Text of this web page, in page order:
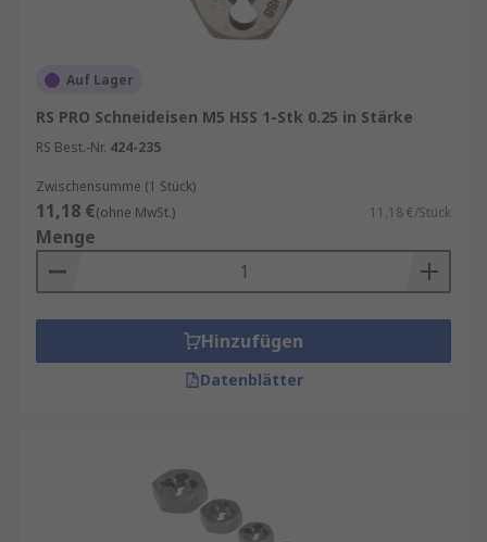
Auf Lager
RS PRO Schneideisen M5 HSS 1-Stk 0.25 in Stärke
RS Best.-Nr. 424-235
Zwischensumme (1 Stück)
11,18 €(ohne MwSt.) 11,18 €/Stück
Menge
Hinzufügen
Datenblätter